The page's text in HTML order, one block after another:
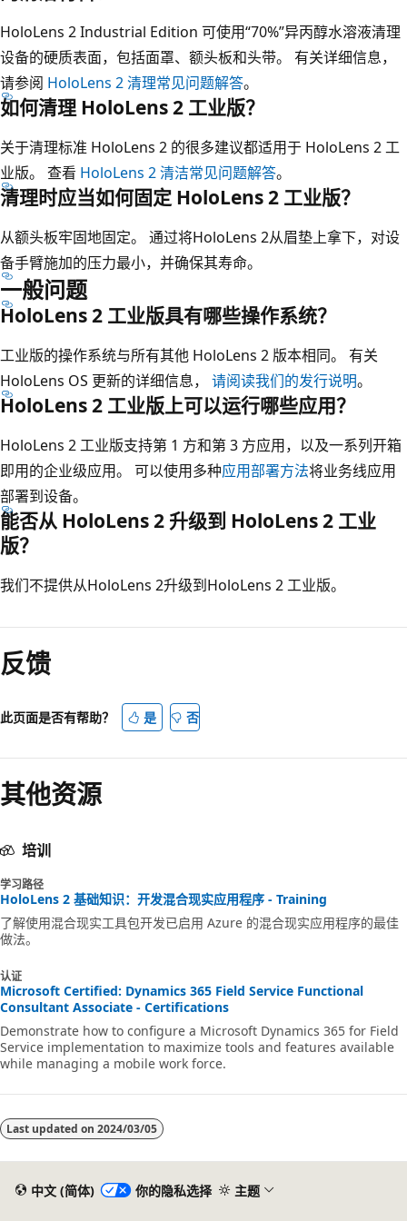
HoloLens 2 Industrial Edition 可使用“70%”异丙醇水溶液清理
设备的硬质表面，包括面罩、额头板和头带。 有关详细信息，
请参阅 HoloLens 2 清理常见问题解答。
如何清理 HoloLens 2 工业版？
关于清理标准 HoloLens 2 的很多建议都适用于 HoloLens 2 工
业版。 查看 HoloLens 2 清洁常见问题解答。
清理时应当如何固定 HoloLens 2 工业版？
从额头板牢固地固定。 通过将HoloLens 2从眉垫上拿下，对设
备手臂施加的压力最小，并确保其寿命。
一般问题
HoloLens 2 工业版具有哪些操作系统？
工业版的操作系统与所有其他 HoloLens 2 版本相同。 有关
HoloLens OS 更新的详细信息， 请阅读我们的发行说明。
HoloLens 2 工业版上可以运行哪些应用？
HoloLens 2 工业版支持第 1 方和第 3 方应用，以及一系列开箱
即用的企业级应用。 可以使用多种应用部署方法将业务线应用
部署到设备。
能否从 HoloLens 2 升级到 HoloLens 2 工业
版？
我们不提供从HoloLens 2升级到HoloLens 2 工业版。
反馈
此页面是否有帮助？ 是 否
其他资源
培训
学习路径
HoloLens 2 基础知识：开发混合现实应用程序 - Training
了解使用混合现实工具包开发已启用 Azure 的混合现实应用程序的最佳
做法。
认证
Microsoft Certified: Dynamics 365 Field Service Functional
Consultant Associate - Certifications
Demonstrate how to configure a Microsoft Dynamics 365 for Field
Service implementation to maximize tools and features available
while managing a mobile work force.
Last updated on 2024/03/05
中文 (简体) 你的隐私选择 主题